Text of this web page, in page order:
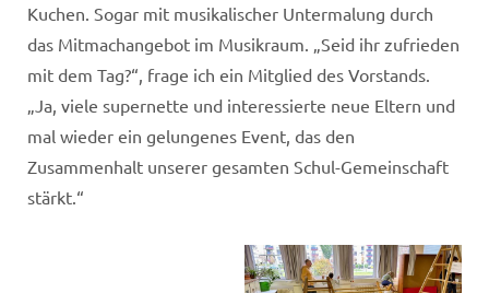
Kuchen. Sogar mit musikalischer Untermalung durch
das Mitmachangebot im Musikraum. „Seid ihr zufrieden
mit dem Tag?“, frage ich ein Mitglied des Vorstands.
„Ja, viele supernette und interessierte neue Eltern und
mal wieder ein gelungenes Event, das den
Zusammenhalt unserer gesamten Schul-Gemeinschaft
stärkt.“